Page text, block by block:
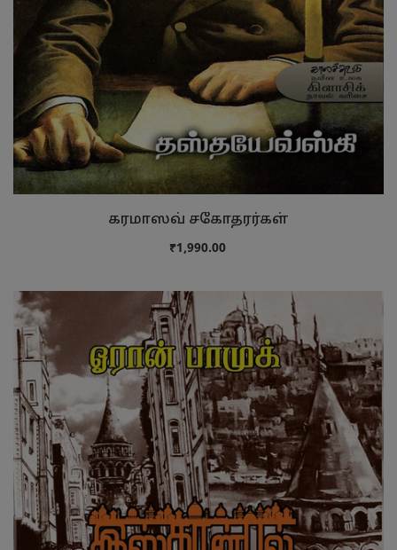
கரமாஸவ் சகோதரர்கள்
₹1,990.00